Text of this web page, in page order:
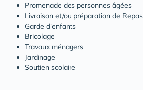
Promenade des personnes âgées
Livraison et/ou préparation de Repas
Garde d'enfants
Bricolage
Travaux ménagers
Jardinage
Soutien scolaire